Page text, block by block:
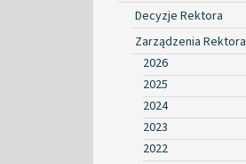
Decyzje Rektora
Zarządzenia Rektora
2026
2025
2024
2023
2022